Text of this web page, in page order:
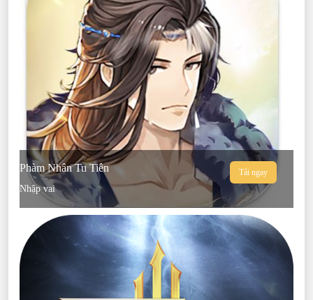
Phàm Nhân Tu Tiên
Nhập vai
Tải ngay